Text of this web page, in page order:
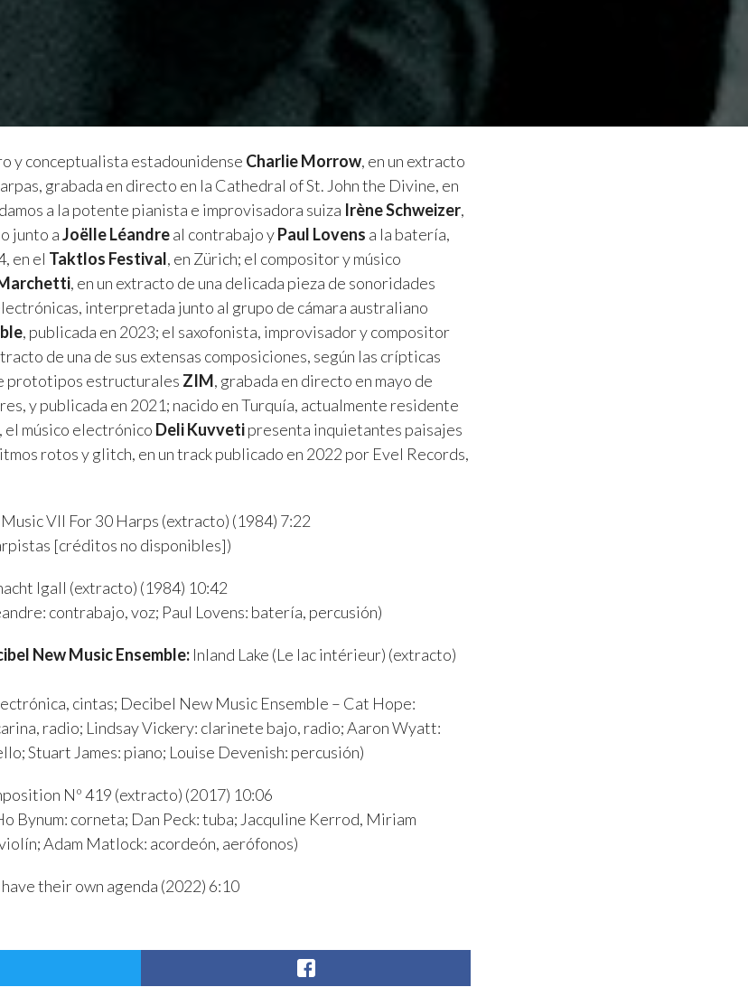
y conceptualista estadounidense Charlie Morrow, en un extracto
grabada en directo en la Cathedral of St. John the Divine, en
a la potente pianista e improvisadora suiza Irène Schweizer,
junto aJoëlle Léandreal contrabajo yPaul Lovens a la batería,
en el Taktlos Festival, en Zürich; el compositor y músico
, en un extracto de una delicada pieza de sonoridades
interpretada junto al grupo de cámara australiano
, publicada en 2023; el saxofonista, improvisador y compositor
de una de sus extensas composiciones, según las crípticas
prototipos estructurales ZIM, grabada en directo en mayo de
y publicada en 2021; nacido en Turquía, actualmente residente
el músico electrónico Deli Kuvvetipresenta inquietantes paisajes
rotos y glitch, en un track publicado en 2022 por Evel Records,
VII For 30 Harps (extracto) (1984) 7:22
[créditos no disponibles])
Igall (extracto) (1984) 10:42
contrabajo, voz; Paul Lovens: batería, percusión)
New Music Ensemble: Inland Lake (Le lac intérieur) (extracto)
cintas; Decibel New Music Ensemble – Cat Hope:
radio; Lindsay Vickery: clarinete bajo, radio; Aaron Wyatt:
Stuart James: piano; Louise Devenish: percusión)
Nº 419 (extracto) (2017) 10:06
Bynum: corneta; Dan Peck: tuba; Jacquline Kerrod, Miriam
Adam Matlock: acordeón, aerófonos)
their own agenda (2022) 6:10